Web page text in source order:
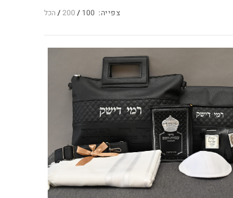
צפייה: 100
200 הכל